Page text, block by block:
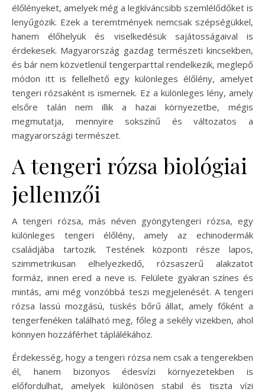
élőlényeket, amelyek még a legkíváncsibb szemlélődőket is
lenyűgözik. Ezek a teremtmények nemcsak szépségükkel,
hanem élőhelyük és viselkedésük sajátosságaival is
érdekesek. Magyarország gazdag természeti kincsekben,
és bár nem közvetlenül tengerparttal rendelkezik, meglepő
módon itt is fellelhető egy különleges élőlény, amelyet
tengeri rózsaként is ismernek. Ez a különleges lény, amely
elsőre talán nem illik a hazai környezetbe, mégis
megmutatja, mennyire sokszínű és változatos a
magyarországi természet.
A tengeri rózsa biológiai
jellemzői
A tengeri rózsa, más néven gyöngytengeri rózsa, egy
különleges tengeri élőlény, amely az echinodermák
családjába tartozik. Testének központi része lapos,
szimmetrikusan elhelyezkedő, rózsaszerű alakzatot
formáz, innen ered a neve is. Felülete gyakran színes és
mintás, ami még vonzóbbá teszi megjelenését. A tengeri
rózsa lassú mozgású, tüskés bőrű állat, amely főként a
tengerfenéken található meg, főleg a sekély vizekben, ahol
könnyen hozzáférhet táplálékához.
Érdekesség, hogy a tengeri rózsa nem csak a tengerekben
él, hanem bizonyos édesvízi környezetekben is
előfordulhat, amelyek különösen stabil és tiszta vízi